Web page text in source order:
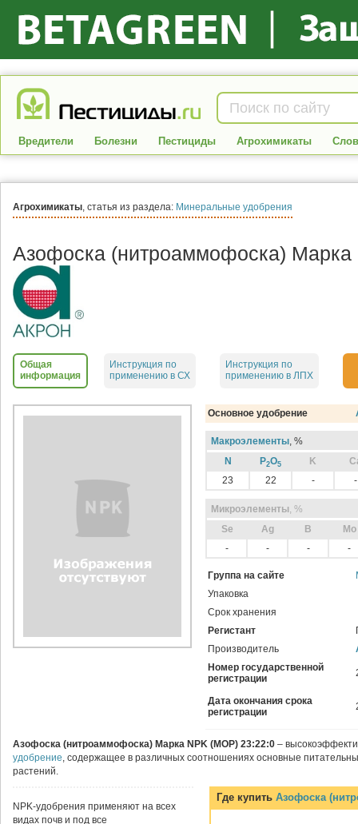
Вредители Болезни Пестициды Агрохимикаты
Агрохимикаты, статья из раздела: Минеральные удобрения
Азофоска (нитроаммофоска)
Общая
информация
Инструкция по
применению в СХ
Инструкция по
применению в ЛПХ
Основное удобрение
Макроэлементы, %
N
P2O5 K
23
22 - -
Микроэлементы, %
Sе
Ag B
Mo
-
- - -
Группа на сайте
Упаковка
Срок хранения
Регистант
Производитель
Номер государственной
регистрации
Дата окончания срока
регистрации
Азофоска (нитроаммофоска) Марка NPK (МОР) 23:22:0 –
удобрение, содержащее в различных соотношениях основные
растений.
Где купить Азофоска
NPK-удобрения применяют на всех
видах почв и под все